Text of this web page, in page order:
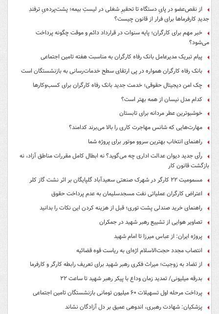
از نقص‌عضو در پایِ دستگاه تا تحقیرِ شغلی در لیستِ بیمه؛ پشت‌پرده‌یِ ترفندِ
جدیدِ کارفرماها برای فرار از قانون چیست؟
خبر مهم برای کارگران؛ پایه سنوات در قرارداد دائم و موقت چگونه پرداخت
می‌شود؟
پیام تبریک مدیرعامل بانک رفاه کارگران به مناسبت هفته تامین اجتماعی
بانک رفاه کارگران همواره در پی ارتقای سطح خدمات‌رسانی به بازنشستگان است
چک امن دیجیتال حقوقی؛ خدمت جدید بانک رفاه کارگران برای کسب‌وکارها
کدام مدل نیسان از همه بهتر است؟
خوشبوترین عطر مردانه برای تابستان
مهارت‌هایی که شانس مهاجرت کاری را بالا می‌برند کدامند؟
راهنمای انتخاب بهترین سروو موتور برای پروژه شما
رأی جدید دیوان عدالت اداری چه می‌گوید؟ نه ابطال کامل مقررات مناطق آزاد، نه
بازگشت قانون کار
مسمومیت ۲۲ کارگر در شهرک صنعتی سعیدآباد گلپایگان بر اثر نشت گاز کلر
اعتراض کارگران عملیاتی نفت مسجدسلیمان به عدم پرداخت حقوق
راهنمای خرید صندلی پشت توری؛ قبل از هزینه کردن این نکات را بدانید
تصاویر هوایی از تشییع رهبر شهید در جمکران
پروژه ایران: از عباس میرزا تا امام شهید
انتصاب مجدد حجت‌الاسلام اژه‌ای به ریاست قوه‌ قضائیه
از تضاد به زوجیت؛ میراث فکری رهبر شهید برای تعریف رابطه کارگر و کارفرما
بدرقه میلیونی/ تمدید زمان وداع با پیکر رهبر شهید تا ساعت ۲۲
پرداخت مرحله اول تسهیلات ۶۰ میلیون تومانی بازنشستگان تامین اجتماعی
پزشکیان: شهادت رهبری، اندوهی عمیق بر دل آزادگان نشاند